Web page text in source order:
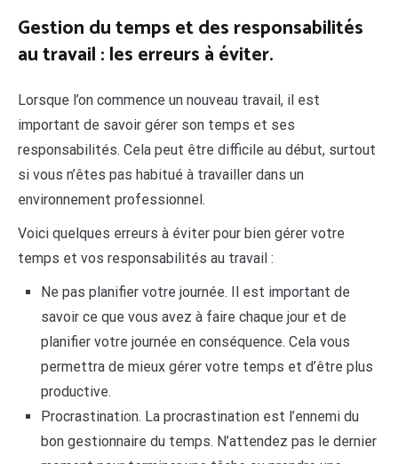
Gestion du temps et des responsabilités
au travail : les erreurs à éviter.
Lorsque l’on commence un nouveau travail, il est
important de savoir gérer son temps et ses
responsabilités. Cela peut être difficile au début, surtout
si vous n’êtes pas habitué à travailler dans un
environnement professionnel.
Voici quelques erreurs à éviter pour bien gérer votre
temps et vos responsabilités au travail :
Ne pas planifier votre journée. Il est important de
savoir ce que vous avez à faire chaque jour et de
planifier votre journée en conséquence. Cela vous
permettra de mieux gérer votre temps et d’être plus
productive.
Procrastination. La procrastination est l’ennemi du
bon gestionnaire du temps. N’attendez pas le dernier